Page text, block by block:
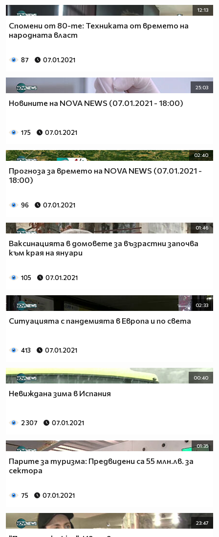
12:13
Спомени от 80-те: Техниката от времето на
народната власт
87 07.01.2021
25:03
Новините на NOVA NEWS (07.01.2021 - 18:00)
175 07.01.2021
02:40
Прогноза за времето на NOVA NEWS (07.01.2021 -
18:00)
96 07.01.2021
01:46
Ваксинацията в домовете за възрастни започва
към края на януари
105 07.01.2021
02:33
Ситуацията с пандемията в Европа и по света
413 07.01.2021
00:40
Невиждана зима в Испания
2 307 07.01.2021
01:35
Парите за туризма: Предвидени са 55 млн.лв. за
сектора
75 07.01.2021
23:47